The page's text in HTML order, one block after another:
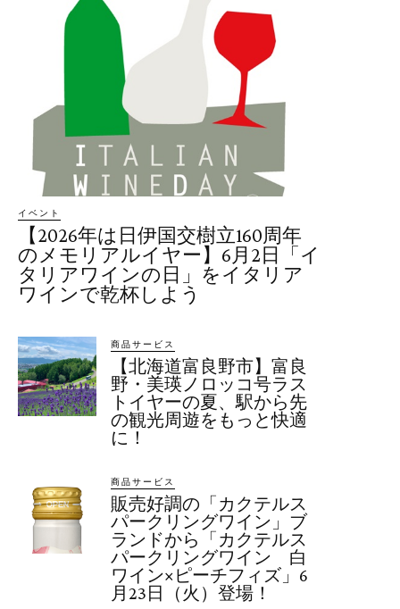
イベント
【2026年は日伊国交樹立160周年
のメモリアルイヤー】6月2日「イ
タリアワインの日」をイタリア
ワインで乾杯しよう
商品サービス
【北海道富良野市】富良
野・美瑛ノロッコ号ラス
トイヤーの夏、駅から先
の観光周遊をもっと快適
に！
商品サービス
販売好調の「カクテルス
パークリングワイン」ブ
ランドから「カクテルス
パークリングワイン 白
ワイン×ピーチフィズ」6
月23日（火）登場！